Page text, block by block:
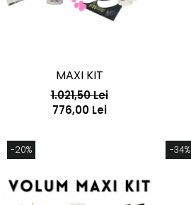
MAXI KIT
1.021,50 Lei
776,00 Lei
-20% -34%